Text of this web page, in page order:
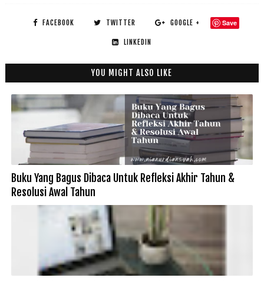
FACEBOOK TWITTER GOOGLE + Save
LINKEDIN
YOU MIGHT ALSO LIKE
Buku Yang Bagus Dibaca Untuk Refleksi Akhir Tahun &
Resolusi Awal Tahun